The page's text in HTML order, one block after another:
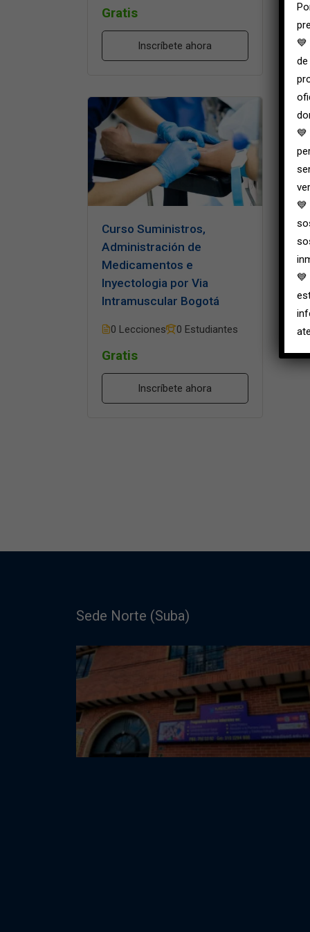
Gratis
Inscríbete ahora
Curso Suministros,
Administración de
Medicamentos e
Inyectologia por Via
Intramuscular Bogotá
0 Lecciones 0 Estudiantes
Gratis
Inscríbete ahora
Sede Norte (Suba)
💙
💙
💙